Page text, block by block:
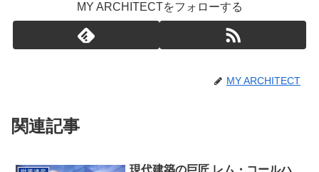
MY ARCHITECTをフォローする
MY ARCHITECT
関連記事
現代建築の巨匠 レム・コールハ